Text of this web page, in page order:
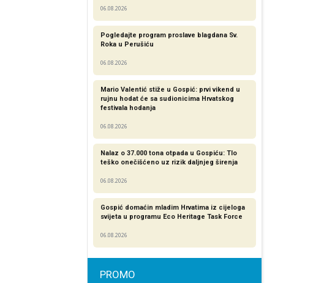
06.08.2026
Pogledajte program proslave blagdana Sv.
Roka u Perušiću
06.08.2026
Mario Valentić stiže u Gospić: prvi vikend u
rujnu hodat će sa sudionicima Hrvatskog
festivala hodanja
06.08.2026
Nalaz o 37.000 tona otpada u Gospiću: Tlo
teško onečišćeno uz rizik daljnjeg širenja
06.08.2026
Gospić domaćin mladim Hrvatima iz cijeloga
svijeta u programu Eco Heritage Task Force
06.08.2026
PROMO